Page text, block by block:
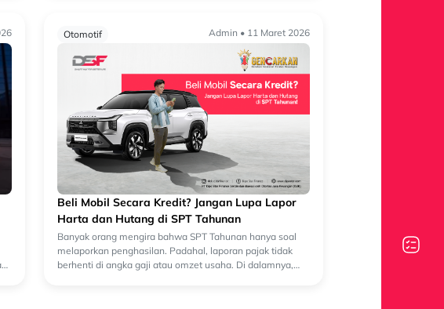
Otomotif Admin • 11 Maret 2026
Beli Mobil Secara Kredit? Jangan Lupa Lapor
Harta dan Hutang di SPT Tahunan
Banyak orang mengira bahwa SPT Tahunan hanya soal
melaporkan penghasilan. Padahal, laporan pajak tidak
berhenti di angka gaji atau omzet usaha. Di dalamnya,